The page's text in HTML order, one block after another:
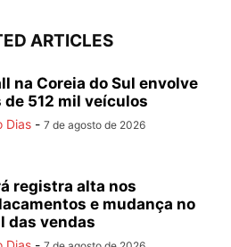
ARTICLES
na Coreia do Sul envolve
de 512 mil veículos
Dias - 7 de agosto de 2026
registra alta nos
e mudança no
das vendas